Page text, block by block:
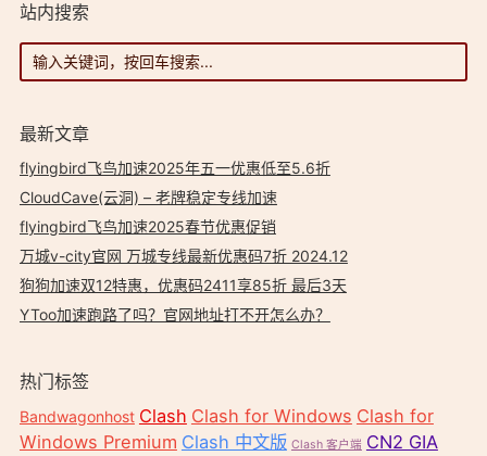
站内搜索
最新文章
flyingbird飞鸟加速2025年五一优惠低至5.6折
CloudCave(云洞) – 老牌稳定专线加速
flyingbird飞鸟加速2025春节优惠促销
万城v-city官网 万城专线最新优惠码7折 2024.12
狗狗加速双12特惠，优惠码2411享85折 最后3天
YToo加速跑路了吗？官网地址打不开怎么办？
热门标签
Bandwagonhost Clash Clash for Windows Clash for
Windows Premium Clash 中文版 Clash 客户端 CN2 GIA